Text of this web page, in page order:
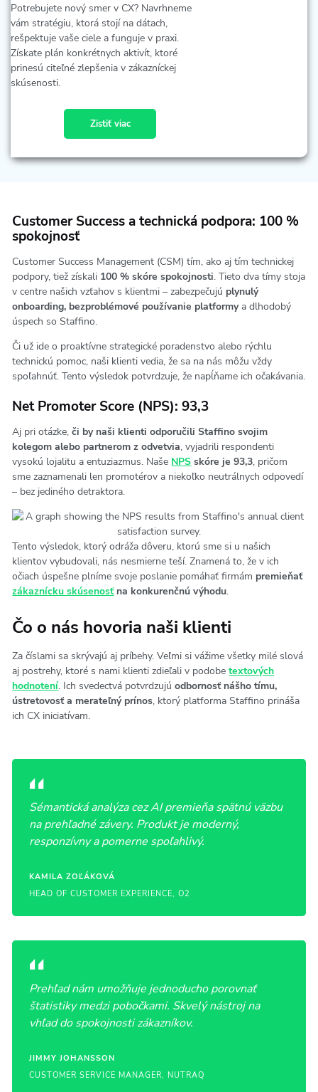
Potrebujete nový smer v CX? Navrhneme
vám stratégiu, ktorá stojí na dátach,
rešpektuje vaše ciele a funguje v praxi.
Získate plán konkrétnych aktivít, ktoré
prinesú citeľné zlepšenia v zákazníckej
skúsenosti.
Zistiť viac
Customer Success a technická podpora: 100 %
spokojnosť
Customer Success Management (CSM) tím, ako aj tím technickej
podpory, tiež získali 100 % skóre spokojnosti. Tieto dva tímy stoja
v centre našich vzťahov s klientmi – zabezpečujú plynulý
onboarding, bezproblémové používanie platformya dlhodobý
úspech so Staffino.
Či už ide o proaktívne strategické poradenstvo alebo rýchlu
technickú pomoc, naši klienti vedia, že sa na nás môžu vždy
spoľahnúť. Tento výsledok potvrdzuje, že napĺňame ich očakávania.
Net Promoter Score (NPS): 93,3
Aj pri otázke,či by naši klienti odporučili Staffino svojim
kolegom alebo partnerom z odvetvia, vyjadrili respondenti
vysokú lojalitu a entuziazmus. Naše NPS skóre je 93,3, pričom
sme zaznamenali len promotérov a niekoľko neutrálnych odpovedí
– bez jediného detraktora.
Tento výsledok, ktorý odráža dôveru, ktorú sme si u našich
klientov vybudovali, nás nesmierne teší. Znamená to, že v ich
očiach úspešne plníme svoje poslanie pomáhať firmám premieňať
zákaznícku skúsenosťna konkurenčnú výhodu.
Čo o nás hovoria naši klienti
Za číslami sa skrývajú aj príbehy. Veľmi si vážime všetky milé slová
aj postrehy, ktoré s nami klienti zdieľali v podobetextových
hodnotení. Ich svedectvá potvrdzujúodbornosť nášho tímu,
ústretovosť a merateľný prínos, ktorý platforma Staffino prináša
ich CX iniciatívam.
Sémantická analýza cez AI premieňa spätnú väzbu
na prehľadné závery. Produkt je moderný,
responzívny a pomerne spoľahlivý.
KAMILA ZOĽÁKOVÁ
HEAD OF CUSTOMER EXPERIENCE, O2
Prehľad nám umožňuje jednoducho porovnať
štatistiky medzi pobočkami. Skvelý nástroj na
vhľad do spokojnosti zákazníkov.
JIMMY JOHANSSON
CUSTOMER SERVICE MANAGER, NUTRAQ